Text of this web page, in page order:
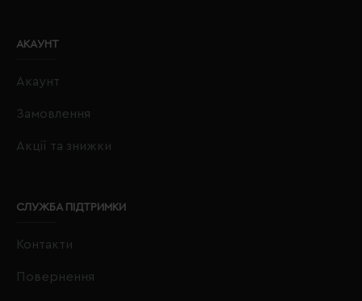
АКАУНТ
Акаунт
Замовлення
Акції та знижки
СЛУЖБА ПІДТРИМКИ
Контакти
Повернення